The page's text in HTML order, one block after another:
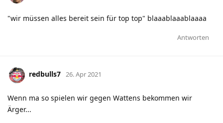
"wir müssen alles bereit sein für top top" blaaablaaablaaaa
Antworten
redbulls7 26. Apr 2021
Wenn ma so spielen wir gegen Wattens bekommen wir
Ärger...